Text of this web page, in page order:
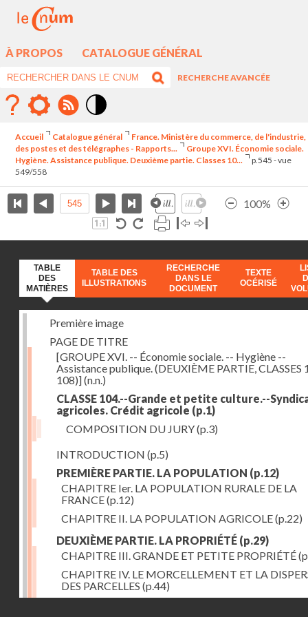
À PROPOS CATALOGUE GÉNÉRAL
RECHERCHE AVANCÉE
élévé
Accueil Catalogue général
France. Ministère du commerce, de l'industrie,
des postes et des télégraphes - Rapports...
Groupe XVI. Économie sociale.
Hygiène. Assistance publique. Deuxième partie. Classes 10...
p.545 - vue
549/558
100%
TABLE
DES
MATIÈRES
TABLE DES
ILLUSTRATIONS
RECHERCHE
DANS LE
DOCUMENT
TEXTE
OCÉRISÉ
Première image
PAGE DE TITRE
[GROUPE XVI. -- Économie sociale. -- Hygiène --
Assistance publique. (DEUXIÈME PARTIE, CLASSES
108)](n.n.)
CLASSE 104.--Grande et petite culture.--
agricoles. Crédit agricole (p.1)
COMPOSITION DU JURY(p.3)
INTRODUCTION (p.5)
PREMIÈRE PARTIE. LA POPULATION (p.12)
CHAPITRE Ier. LA POPULATION RURALE DE LA
FRANCE(p.12)
CHAPITRE II. LA POPULATION AGRICOLE(p.22)
DEUXIÈME PARTIE. LA PROPRIÉTÉ (p.29)
CHAPITRE III. GRANDE ET PETITE PROPRIÉTÉ
CHAPITRE IV. LE MORCELLEMENT ET LA
DES PARCELLES (p.44)